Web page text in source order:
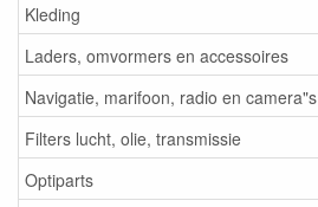
Kleding
Laders, omvormers en accessoires
Navigatie, marifoon, radio en camera"s
Filters lucht, olie, transmissie
Optiparts